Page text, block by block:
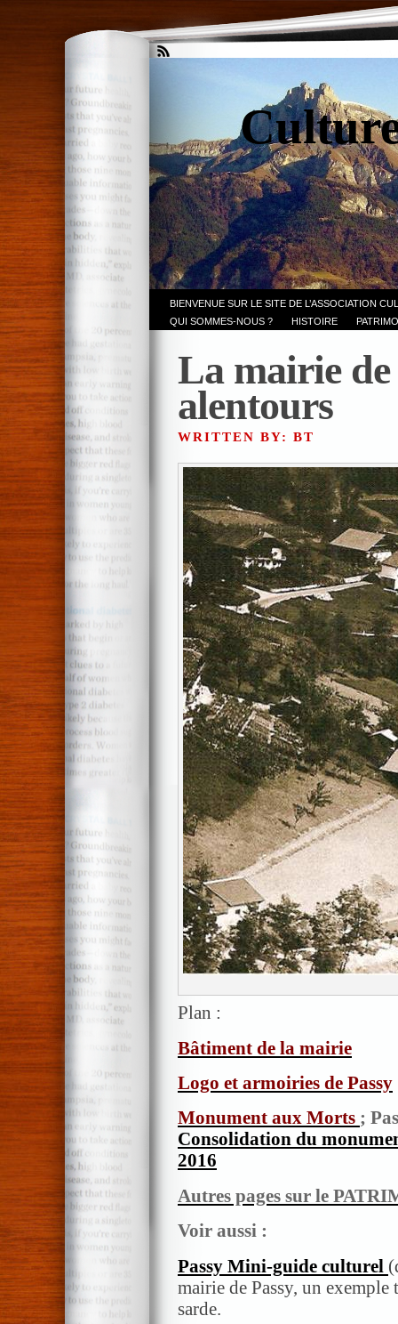
BIENVENUE SUR LE SITE DE L’ASSOCIATION
QUI SOMMES-NOUS ?
HISTOIRE
La mairie de
alentours
WRITTEN BY: BT
Plan :
Bâtiment de la mairie
Logo et armoiries de Passy
Monument aux Morts ;
Consolidation du
2016
Autres pages sur le
Voir aussi :
Passy Mini-guide culturel
mairie de Passy, un
sarde.